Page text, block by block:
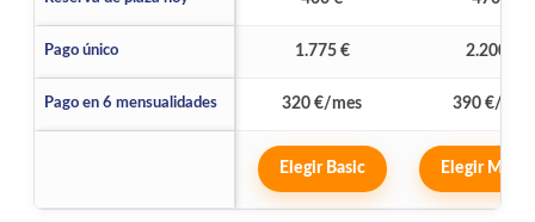
Pago único 1.775 € 2.200 €
Pago en 6 mensualidades 320 €/mes 390 €/mes
Elegir Basic Elegir